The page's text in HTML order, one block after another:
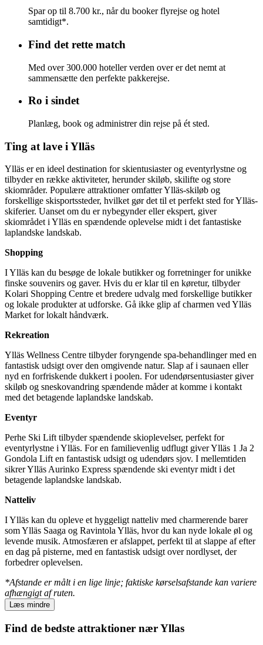
Spar op til 8.700 kr., når du booker flyrejse og hotel
samtidigt*.
Find det rette match
Med over 300.000 hoteller verden over er det nemt at
sammensætte den perfekte pakkerejse.
Ro i sindet
Planlæg, book og administrer din rejse på ét sted.
Ting at lave i Ylläs
Ylläs er en ideel destination for skientusiaster og eventyrlystne og
tilbyder en række aktiviteter, herunder skiløb, skilifte og store
skiområder. Populære attraktioner omfatter Ylläs-skiløb og
forskellige skisportssteder, hvilket gør det til et perfekt sted for Ylläs-
skiferier. Uanset om du er nybegynder eller ekspert, giver
skiområdet i Ylläs en spændende oplevelse midt i det fantastiske
laplandske landskab.
Shopping
I Ylläs kan du besøge de lokale butikker og forretninger for unikke
finske souvenirs og gaver. Hvis du er klar til en køretur, tilbyder
Kolari Shopping Centre et bredere udvalg med forskellige butikker
og lokale produkter at udforske. Gå ikke glip af charmen ved Ylläs
Market for lokalt håndværk.
Rekreation
Ylläs Wellness Centre tilbyder foryngende spa-behandlinger med en
fantastisk udsigt over den omgivende natur. Slap af i saunaen eller
nyd en forfriskende dukkert i poolen. For udendørsentusiaster giver
skiløb og sneskovandring spændende måder at komme i kontakt
med det betagende laplandske landskab.
Eventyr
Perhe Ski Lift tilbyder spændende skioplevelser, perfekt for
eventyrlystne i Ylläs. For en familievenlig udflugt giver Ylläs 1 Ja 2
Gondola Lift en fantastisk udsigt og udendørs sjov. I mellemtiden
sikrer Ylläs Aurinko Express spændende ski eventyr midt i det
betagende laplandske landskab.
Natteliv
I Ylläs kan du opleve et hyggeligt natteliv med charmerende barer
som Ylläs Saaga og Ravintola Ylläs, hvor du kan nyde lokale øl og
levende musik. Atmosfæren er afslappet, perfekt til at slappe af efter
en dag på pisterne, med en fantastisk udsigt over nordlyset, der
forbedrer oplevelsen.
*Afstande er målt i en lige linje; faktiske kørselsafstande kan variere
afhængigt af ruten.
Læs mindre
Find de bedste attraktioner nær Yllas